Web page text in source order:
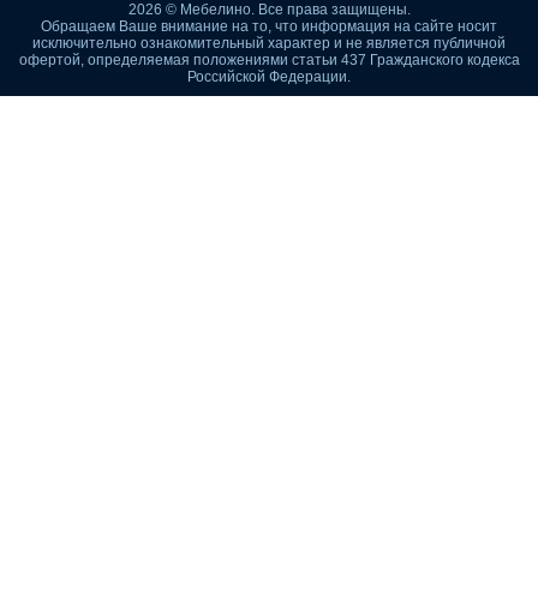
2026 © Мебелино. Все права защищены.
Обращаем Ваше внимание на то, что информация на сайте носит
исключительно ознакомительный характер и не является публичной
офертой, определяемая положениями статьи 437 Гражданского кодекса
Российской Федерации.